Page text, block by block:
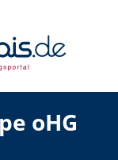
oHG